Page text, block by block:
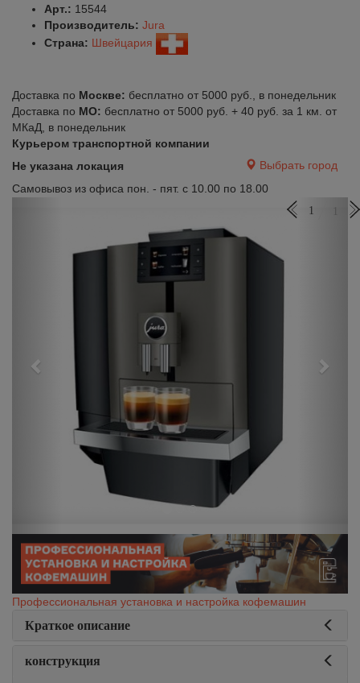
Арт.: 15544
Производитель: Jura
Страна: Швейцария
Доставка по Москве: бесплатно от 5000 руб., в понедельник
Доставка по МО: бесплатно от 5000 руб. + 40 руб. за 1 км. от
МКаД, в понедельник
Курьером транспортной компании
Не указана локация
Выбрать город
Самовывоз из офиса пон. - пят. с 10.00 по 18.00
Next
Профессиональная установка и настройка кофемашин
Краткое описание
конструкция
1